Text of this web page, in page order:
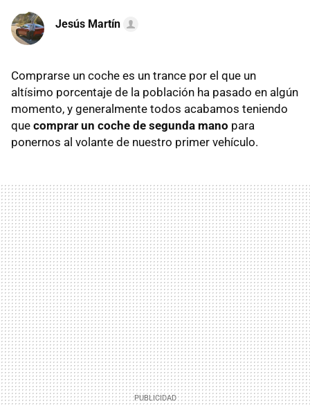
Jesús Martín
Comprarse un coche es un trance por el que un
altísimo porcentaje de la población ha pasado en algún
momento, y generalmente todos acabamos teniendo
que comprar un coche de segunda mano para
ponernos al volante de nuestro primer vehículo.